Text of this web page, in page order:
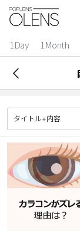
1Day 1Month
ログイン
カラコン比較
今月限定特典
ベスト
カラコン
装着期間
1 Day
1 Month
タイトル+内容